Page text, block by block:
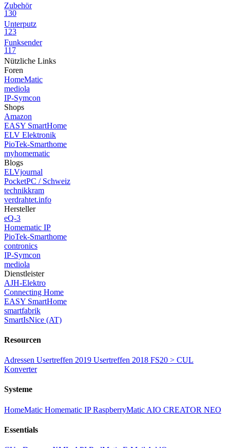
Zubehör
130
Unterputz
123
Funksender
117
Nützliche Links
Foren
HomeMatic
mediola
IP-Symcon
Shops
Amazon
EASY SmartHome
ELV Elektronik
PioTek-Smarthome
myhomematic
Blogs
ELVjournal
PocketPC / Schweiz
technikkram
verdrahtet.info
Hersteller
eQ-3
Homematic IP
PioTek-Smarthome
contronics
IP-Symcon
mediola
Dienstleister
AJH-Elektro
Connecting Home
EASY SmartHome
smartfabrik
SmartIsNice (AT)
Resourcen
Adressen Usertreffen 2019 Usertreffen 2018 FS20 > CUL
Konverter
Systeme
HomeMatic Homematic IPRaspberryMatic AIO CREATOR NEO
Essentials